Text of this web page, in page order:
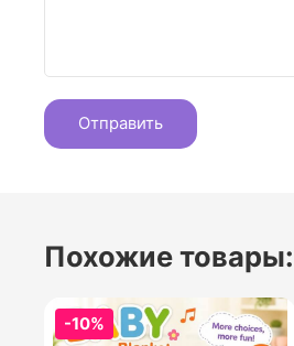
Похожие товары:
-10%